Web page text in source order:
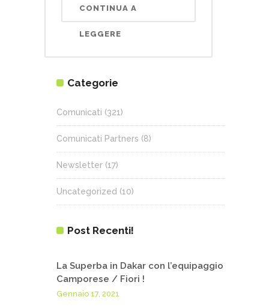
CONTINUA A
LEGGERE
Categorie
Comunicati (321)
Comunicati Partners (8)
Newsletter (17)
Uncategorized (10)
Post Recenti!
La Superba in Dakar con l’equipaggio
Camporese / Fiori !
Gennaio 17, 2021